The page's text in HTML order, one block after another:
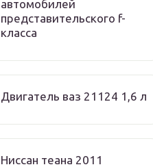
автомобилей
представительского f-
класса
Двигатель ваз 21124 1,6 л
Ниссан теана 2011